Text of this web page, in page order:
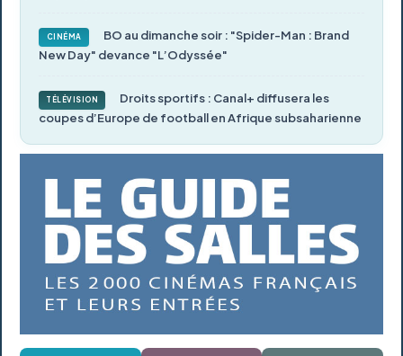
CINÉMA
BO au dimanche soir : "Spider-Man : Brand
New Day" devance "L’Odyssée"
TÉLÉVISION
Droits sportifs : Canal+ diffusera les
coupes d’Europe de football en Afrique subsaharienne